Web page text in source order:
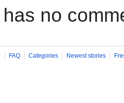
no
FAQ Categories Newest stories